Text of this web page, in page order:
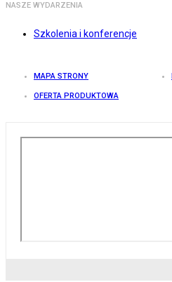
NASZE WYDARZENIA
Szkolenia i konferencje
MAPA STRONY
OFERTA PRODUKTOWA